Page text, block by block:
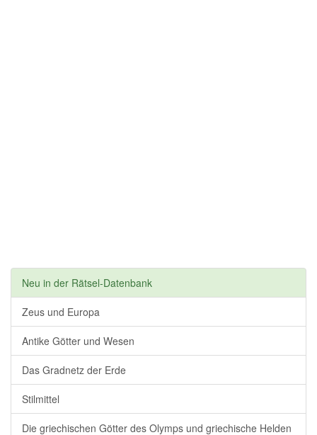
Neu in der Rätsel-Datenbank
Zeus und Europa
Antike Götter und Wesen
Das Gradnetz der Erde
Stilmittel
Die griechischen Götter des Olymps und griechische Helden